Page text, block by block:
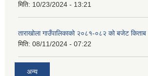
मिति: 10/23/2024 - 13:21
ताराखोला गाउँपालिकाको २०८१-०८२ को बजेट किताब
मिति: 08/11/2024 - 07:22
अन्य